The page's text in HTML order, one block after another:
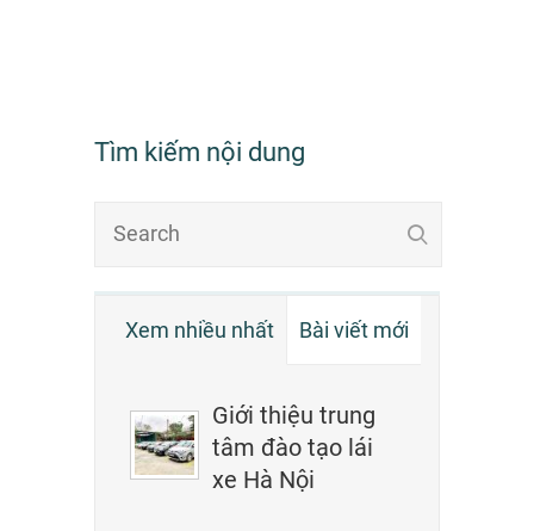
Tìm kiếm nội dung
Xem nhiều nhất Bài viết mới
Giới thiệu trung
tâm đào tạo lái
xe Hà Nội